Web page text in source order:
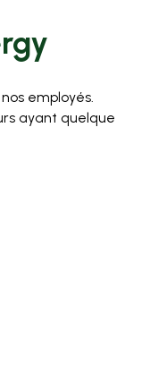
employés.
ayant quelque